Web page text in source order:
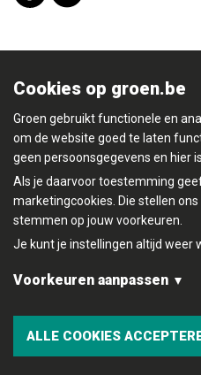
Cookies op groen.be
Groen gebruikt functionele en
om de website goed te laten
geen persoonsgegevens en hier
Als je daarvoor toestemming
marketingcookies. Die stellen
stemmen op jouw voorkeuren.
Je kunt je instellingen altijd weer
Voorkeuren aanpassen
Marketingcookies:
ALLE COOKIES
© Copyright Groen 2026 |
Gebouwd door
Tectonica